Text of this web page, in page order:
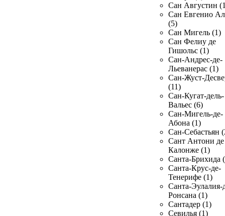
Сан Августин
Сан Евгенио
(5)
Сан Мигель (1)
Сан Фелиу де
Гишольс (1)
Сан-Андрес-де-
Льеванерас (1)
Сан-Жуст-
(11)
Сан-Кугат-дель-
Вальес (6)
Сан-Мигель-де-
Абона (1)
Сан-Себастьян
Сант Антони де
Калонже (1)
Санта-Брихида
Санта-Крус-де-
Тенерифе (1)
Санта-Эулалия-
Ронсана (1)
Сантадер (1)
Севилья (1)